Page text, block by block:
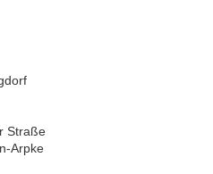
Straße
Arpke